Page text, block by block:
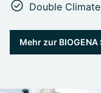
Double
Mehr zur BIOGENA